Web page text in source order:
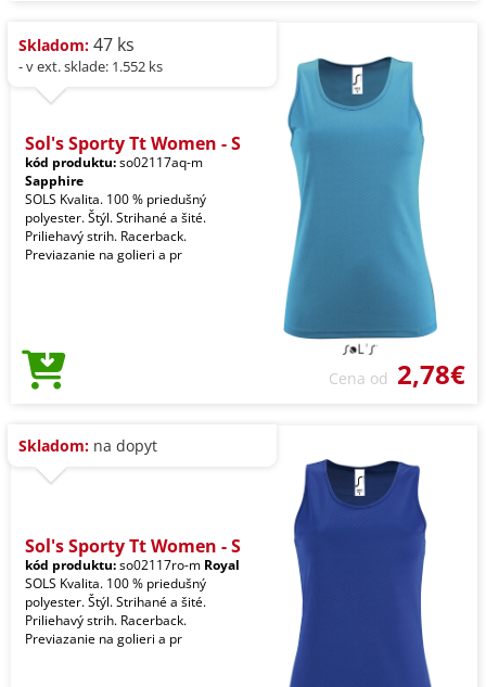
Skladom: 47 ks
- v ext. sklade: 1.552 ks
Sol's Sporty Tt Women - S
kód produktu:so02117aq-m
Sapphire
SOLS Kvalita. 100 % priedušný
polyester. Štýl. Strihané a šité.
Priliehavý strih. Racerback.
Previazanie na golieri a pr
Cena od 2,78€
Skladom: na dopyt
Sol's Sporty Tt Women - S
kód produktu:so02117ro-m Royal
SOLS Kvalita. 100 % priedušný
polyester. Štýl. Strihané a šité.
Priliehavý strih. Racerback.
Previazanie na golieri a pr